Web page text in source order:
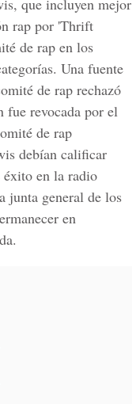
que incluyen mejor
rap por 'Thrift
de rap en los
Una fuente
de rap rechazó
fue revocada por el
de rap
debían calificar
éxito en la radio
junta general de los
en